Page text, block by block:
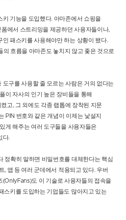
기능을 도입했다. 아마존에서 쇼핑을
에서 스트리밍을 제공하던 사용자들이나,
패스키를 사용해야만 하는 상황이 됐다.
의 흐름을 아마존도 놓치지 않고 좇은 것으로
구를 사용할 줄 모르는 사람은 거의 없다는
이 자사의 인기 높은 장비들을 통해
고, 그 외에도 각종 랩톱에 장착된 지문
PIN 번호와 같은 개념이 이제는 낯설지
게 해주는 여러 도구들을 사용자들은
다.
정확히 말하면 비밀번호를 대체한다는 핵심
, 앱 등 여러 군데에서 적용되고 있다. 우버
도 이 기술로 사용자들의 접속을
스키를 도입하는 기업들도 많아지고 있는